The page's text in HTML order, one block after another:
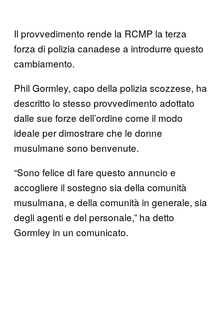
Il provvedimento rende la RCMP la terza
forza di polizia canadese a introdurre questo
cambiamento.
Phil Gormley, capo della polizia scozzese, ha
descritto lo stesso provvedimento adottato
dalle sue forze dell’ordine come il modo
ideale per dimostrare che le donne
musulmane sono benvenute.
“Sono felice di fare questo annuncio e
accogliere il sostegno sia della comunità
musulmana, e della comunità in generale, sia
degli agenti e del personale,” ha detto
Gormley in un comunicato.